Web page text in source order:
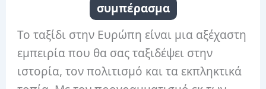
συμπέρασμα
Το ταξίδι στην Ευρώπη είναι μια αξέχαστη
εμπειρία που θα σας ταξιδέψει στην
ιστορία, τον πολιτισμό και τα εκπληκτικά